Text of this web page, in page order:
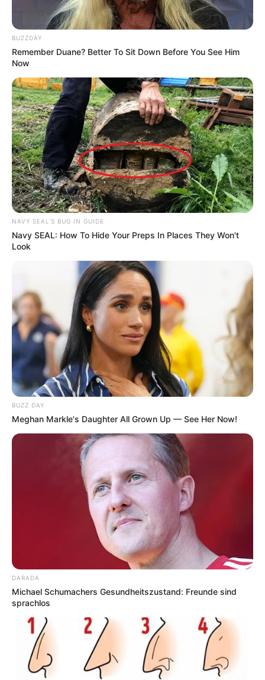
BUZZDAY
Remember Duane? Better To Sit Down Before You See Him
Now
NAVY SEAL'S BUG IN GUIDE
Navy SEAL: How To Hide Your Preps In Places They Won't
Look
BUZZ DAY
Meghan Markle's Daughter All Grown Up — See Her Now!
DARADA
Michael Schumachers Gesundheitszustand: Freunde sind
sprachlos